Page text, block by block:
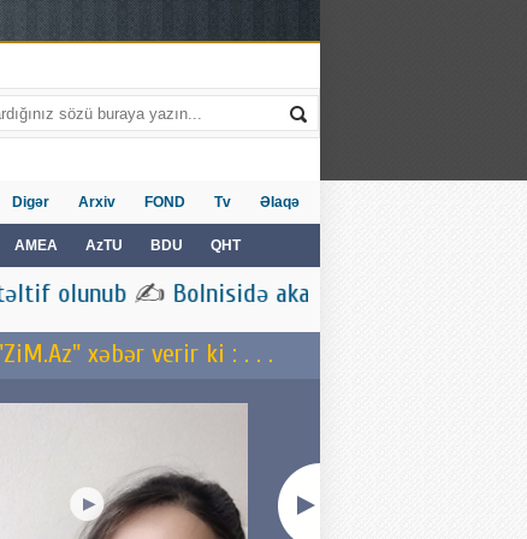
AMEA AzTU BDU QHT
Digər Arxiv FOND Tv Əlaqə
akademik Mədəd Çobanovun xatirəsinə
xəbər verir ki : . . .